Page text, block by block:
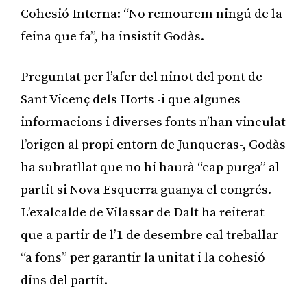
Cohesió Interna: “No remourem ningú de la
feina que fa”, ha insistit Godàs.
Preguntat per l’afer del ninot del pont de
Sant Vicenç dels Horts -i que algunes
informacions i diverses fonts n’han vinculat
l’origen al propi entorn de Junqueras-, Godàs
ha subratllat que no hi haurà “cap purga” al
partit si Nova Esquerra guanya el congrés.
L’exalcalde de Vilassar de Dalt ha reiterat
que a partir de l’1 de desembre cal treballar
“a fons” per garantir la unitat i la cohesió
dins del partit.